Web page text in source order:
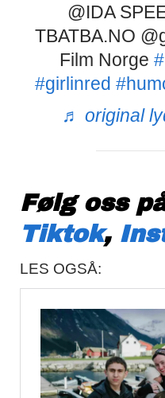
@IDA
TBATBA.NO
Film Norge
#girlinred
♬ original
Følg oss
Tiktok,
LES OGSÅ: